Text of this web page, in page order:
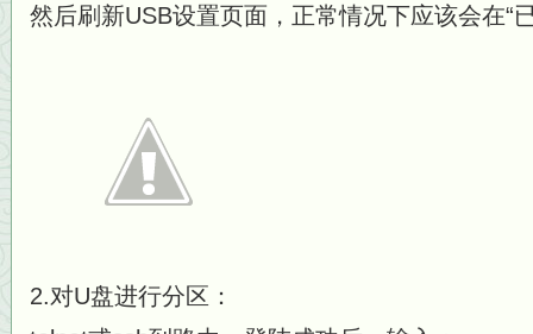
然后刷新USB设置页面，正常情况下应该会在“
2.对U盘进行分区：